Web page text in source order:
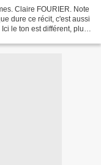
Claire FOURIER. Note
dure ce récit, c'est aussi
le ton est différent, plus